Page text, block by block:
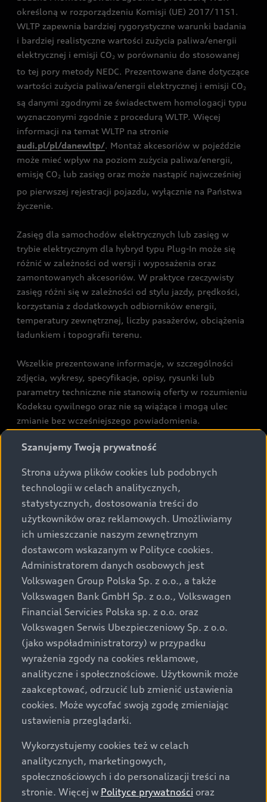
określoną w rozporządzeniu Komisji (UE) 2017/1151.
WLTP zapewnia bardziej rygorystyczne warunki badania
i bardziej realistyczne wartości zużycia paliwa/energii
elektrycznej i emisji CO2 w porównaniu do stosowanej
to tej pory metody NEDC. Prezentowane dane dotyczące
wartości zużycia paliwa/energii elektrycznej i emisji CO2
są danymi zgodnymi ze świadectwem homologacji typu
wyznaczonymi zgodnie z procedurą WLTP. Więcej
informacji na temat WLTP na stronie
audi.pl/pl/danewltp/. Montaż akcesoriów w pojeździe
może mieć wpływ na poziom zużycia paliwa/energii,
emisję CO2 lub zasięg oraz może nastąpić najwcześniej
po pierwszej rejestracji pojazdu, wyłącznie na Państwa
życzenie.
Zasięg dla samochodów elektrycznych lub zasięg w
trybie elektrycznym dla hybryd typu Plug-In może się
różnić w zależności od wersji i wyposażenia oraz
zamontowanych akcesoriów. W praktyce rzeczywisty
zasięg różni się w zależności od stylu jazdy, prędkości,
korzystania z dodatkowych odbiorników energii,
temperatury zewnętrznej, liczby pasażerów, obciążenia
ładunkiem i topografii terenu.
Wszelkie prezentowane informacje, w szczególności
zdjęcia, wykresy, specyfikacje, opisy, rysunki lub
parametry techniczne nie stanowią oferty w rozumieniu
Kodeksu cywilnego oraz nie są wiążące i mogą ulec
zmianie bez wcześniejszego powiadomienia.
rozumieniu art. 5561§2 Kodeksu cywilnego oraz art.
Podane kwoty są rekomendowane i obejmują podatek
VAT (23%), chyba że inaczej zaznaczono.
Audi zastrzega sobie możliwość wprowadzenia zmian w
prezentowanych wersjach. Przedstawione detale
wyposażenia mogą różnić się od specyfikacji
przewidzianej na rynek polski. Zamieszczone zdjęcia
mogą przedstawiać wyposażenie opcjonalne, dostępne
za dopłatą. Wiążące ustalenie ceny, wyposażenia i
specyfikacji pojazdu następują w umowie sprzedaży, a
określenie parametrów technicznych zawiera
świadectwo homologacji typu pojazdu. Zastrzegamy
sobie prawo do zmian i pomyłek. Wszelkie informacje
prezentowane na stronie są aktualne na dzień ich
zamieszczania. W celu uzyskania najnowszych
informacji prosimy kontaktować się z Partnerem Marki
Audi.
Wszystkie produkowane obecnie samochody marki Audi
są wykonywane z materiałów spełniających pod
względem możliwości odzysku i recyklingu wymagania
określone w normie ISO 22628 i są zgodne z
Szanujemy Twoją prywatność
Strona używa plików cookies lub podobnych
technologii w celach analitycznych,
statystycznych, dostosowania treści do
użytkowników oraz reklamowych. Umożliwiamy
ich umieszczanie naszym zewnętrznym
dostawcom wskazanym w Polityce cookies.
Administratorem danych osobowych jest
Volkswagen Group Polska Sp. z o.o., a także
Volkswagen Bank GmbH Sp. z o.o., Volkswagen
Financial Servicies Polska sp. z o.o. oraz
Volkswagen Serwis Ubezpieczeniowy Sp. z o.o.
(jako współadministratorzy) w przypadku
wyrażenia zgody na cookies reklamowe,
analityczne i społecznościowe. Użytkownik może
zaakceptować, odrzucić lub zmienić ustawienia
cookies. Może wycofać swoją zgodę zmieniając
ustawienia przeglądarki.
Wykorzystujemy cookies też w celach
analitycznych, marketingowych,
społecznościowych i do personalizacji treści na
stronie. Więcej w Polityce prywatności oraz